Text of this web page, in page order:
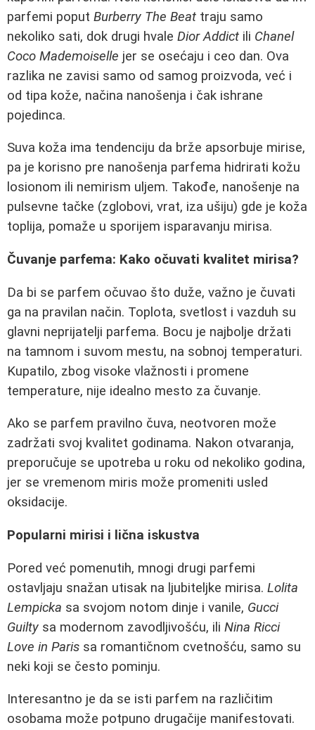
parfemi poput Burberry The Beat traju samo
nekoliko sati, dok drugi hvale Dior Addict ili Chanel
Coco Mademoiselle jer se osećaju i ceo dan. Ova
razlika ne zavisi samo od samog proizvoda, već i
od tipa kože, načina nanošenja i čak ishrane
pojedinca.
Suva koža ima tendenciju da brže apsorbuje mirise,
pa je korisno pre nanošenja parfema hidrirati kožu
losionom ili nemirism uljem. Takođe, nanošenje na
pulsevne tačke (zglobovi, vrat, iza ušiju) gde je koža
toplija, pomaže u sporijem isparavanju mirisa.
Čuvanje parfema: Kako očuvati kvalitet mirisa?
Da bi se parfem očuvao što duže, važno je čuvati
ga na pravilan način. Toplota, svetlost i vazduh su
glavni neprijatelji parfema. Bocu je najbolje držati
na tamnom i suvom mestu, na sobnoj temperaturi.
Kupatilo, zbog visoke vlažnosti i promene
temperature, nije idealno mesto za čuvanje.
Ako se parfem pravilno čuva, neotvoren može
zadržati svoj kvalitet godinama. Nakon otvaranja,
preporučuje se upotreba u roku od nekoliko godina,
jer se vremenom miris može promeniti usled
oksidacije.
Popularni mirisi i lična iskustva
Pored već pomenutih, mnogi drugi parfemi
ostavljaju snažan utisak na ljubiteljke mirisa. Lolita
Lempicka sa svojom notom dinje i vanile, Gucci
Guilty sa modernom zavodljivošću, ili Nina Ricci
Love in Paris sa romantičnom cvetnošću, samo su
neki koji se često pominju.
Interesantno je da se isti parfem na različitim
osobama može potpuno drugačije manifestovati.